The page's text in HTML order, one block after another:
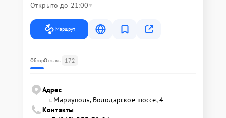
Открыто до 21:00
Маршрут
ОбзорОтзывы 172
Адрес
г. Мариуполь, Володарское шоссе, 4
Контакты